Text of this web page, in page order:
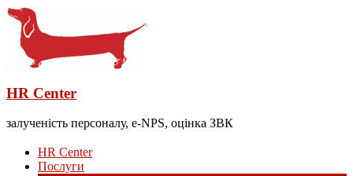
HR Center
залученість персоналу, e-NPS, оцінка ЗВК
HR Center
Послуги